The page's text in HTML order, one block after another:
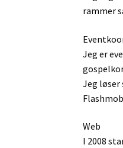
rammer
Jeg er
Jeg løser
Web
I 2008